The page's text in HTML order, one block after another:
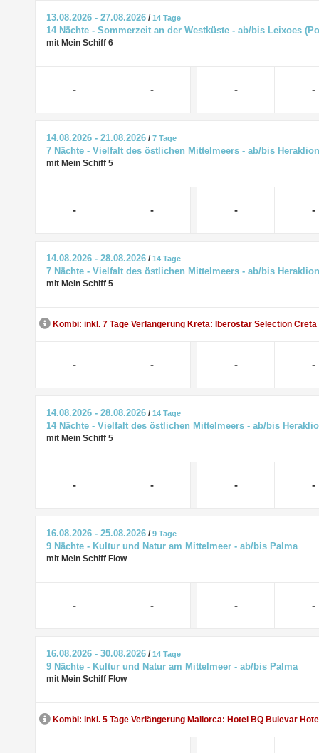
13.08.2026 - 27.08.2026 /14 Tage
14 Nächte - Sommerzeit an der Westküste - ab/bis Leixoes
mit Mein Schiff 6
- - - -
14.08.2026 - 21.08.2026 /7 Tage
7 Nächte - Vielfalt des östlichen Mittelmeers - ab/bis Heraklion
mit Mein Schiff 5
- - - -
14.08.2026 - 28.08.2026 /14 Tage
7 Nächte - Vielfalt des östlichen Mittelmeers - ab/bis Heraklion
mit Mein Schiff 5
Kombi: inkl. 7 Tage Verlängerung Kreta: Iberostar Selection Creta
- - - -
14.08.2026 - 28.08.2026 /14 Tage
14 Nächte - Vielfalt des östlichen Mittelmeers - ab/bis
mit Mein Schiff 5
- - - -
16.08.2026 - 25.08.2026 /9 Tage
9 Nächte - Kultur und Natur am Mittelmeer - ab/bis Palma
mit Mein Schiff Flow
- - - -
16.08.2026 - 30.08.2026 /14 Tage
9 Nächte - Kultur und Natur am Mittelmeer - ab/bis Palma
mit Mein Schiff Flow
Kombi: inkl. 5 Tage Verlängerung Mallorca: Hotel BQ Bulevar